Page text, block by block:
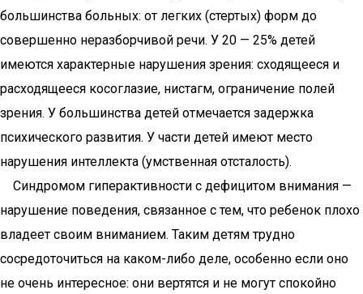
большинства больных: от легких (стертых) форм до
совершенно неразборчивой речи. У 20 — 25% детей
имеются характерные нарушения зрения: сходящееся и
расходящееся косоглазие, нистагм, ограничение полей
зрения. У большинства детей отмечается задержка
психического развития. У части детей имеют место
нарушения интеллекта (умственная отсталость).
Синдромом гиперактивности с дефицитом внимания —
нарушение поведения, связанное с тем, что ребенок плохо
владеет своим вниманием. Таким детям трудно
сосредоточиться на каком-либо деле, особенно если оно
не очень интересное: они вертятся и не могут спокойно